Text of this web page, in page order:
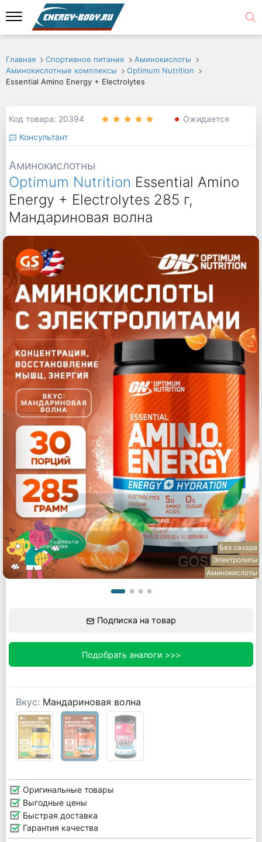
Главная Спортивное питание
Аминокислоты
Аминокислотные комплексы
Optimum Nutrition
Essential Amino Energy + Electrolytes
Код товара: 20394
Ожидается
Консультант
Аминокислотны
Optimum Nutrition Essential Amino
Energy + Electrolytes 285 г,
Мандариновая волна
Без сахара
Электролиты
Аминокислоты
Подписка на товар
Подобрать аналоги >>>
Вкус: Мандариновая волна
Оригинальные товары
Выгодные цены
Быстрая доставка
Гарантия качества